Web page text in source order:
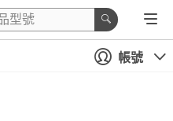
帳號